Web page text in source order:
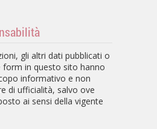
gli altri dati pubblicati o
form in questo sito hanno
informativo e non
di ufficialità, salvo ove
ai sensi della vigente